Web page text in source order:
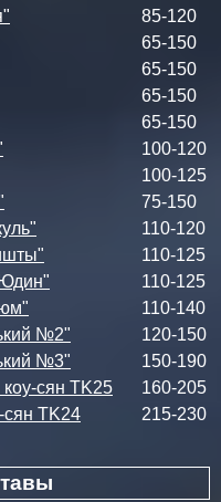
85-120
65-150
65-150
65-150
65-150
100-120
100-125
75-150
110-120
110-125
110-125
110-140
№2"
120-150
№3"
150-190
сян TK25
160-205
сян TK24
215-230